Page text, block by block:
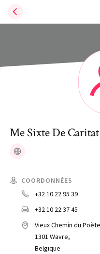
MeSixteDe
Site web
COORDONNÉES
+32 10 22 95 39
+32 10 22 37 45
Vieux Chemin du
1301 Wavre,
Belgique